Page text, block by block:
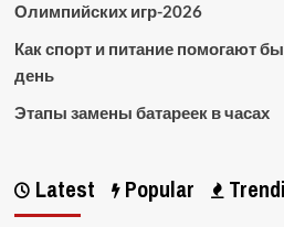
Олимпийских игр-2026
Как спорт и питание помогают
день
Этапы замены батареек в часах
Latest Popular